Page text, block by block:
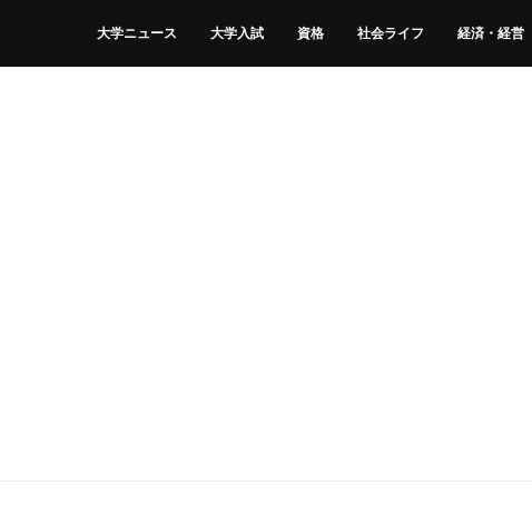
大学ニュース 大学入試 資格 社会ライフ 経済・経営